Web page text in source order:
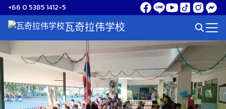
Skip
to
content
+66 0 5385 1412-5
瓦奇拉伟学校
Search
for: